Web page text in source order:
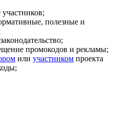
полезные и
промокодов и рекламы;
или участником проекта